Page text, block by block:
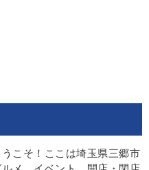
こそ！ここは埼玉県三郷市